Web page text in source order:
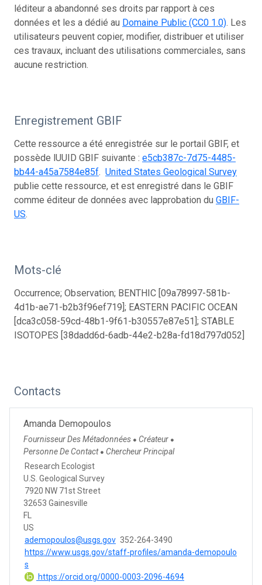
léditeur a abandonné ses droits par rapport à ces
données et les a dédié au Domaine Public (CC0 1.0). Les
utilisateurs peuvent copier, modifier, distribuer et utiliser
ces travaux, incluant des utilisations commerciales, sans
aucune restriction.
Enregistrement GBIF
Cette ressource a été enregistrée sur le portail GBIF, et
possède lUUID GBIF suivante : e5cb387c-7d75-4485-
bb44-a45a7584e85f. United States Geological Survey
publie cette ressource, et est enregistré dans le GBIF
comme éditeur de données avec lapprobation du GBIF-
US.
Mots-clé
Occurrence; Observation; BENTHIC [09a78997-581b-
4d1b-ae71-b2b3f96ef719]; EASTERN PACIFIC OCEAN
[dca3c058-59cd-48b1-9f61-b30557e87e51]; STABLE
ISOTOPES [38dadd6d-6adb-44e2-b28a-fd18d797d052]
Contacts
Amanda Demopoulos
Fournisseur Des Métadonnées ● Créateur ●
Personne De Contact ● Chercheur Principal
Research Ecologist
U.S. Geological Survey
7920 NW 71st Street
32653 Gainesville
FL
US
ademopoulos@usgs.gov 352-264-3490
https://www.usgs.gov/staff-profiles/amanda-demopoulo
s
https://orcid.org/0000-0003-2096-4694